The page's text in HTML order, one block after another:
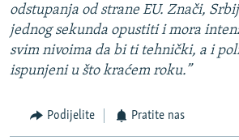
odstupanja od strane EU. Znači,
jednog sekunda opustiti i mora
svim nivoima da bi ti tehnički, a i
ispunjeni u što kraćem roku.”
Podijelite Pratite nas